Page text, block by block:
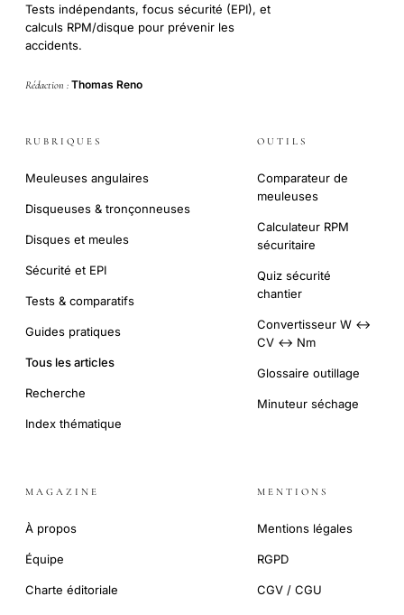
Tests indépendants, focus sécurité (EPI), et
calculs RPM/disque pour prévenir les
accidents.
Rédaction : Thomas Reno
RUBRIQUES
Meuleuses angulaires
Disqueuses & tronçonneuses
Disques et meules
Sécurité et EPI
Tests & comparatifs
Guides pratiques
Tous les articles
Recherche
Index thématique
OUTILS
Comparateur de
meuleuses
Calculateur RPM
sécuritaire
Quiz sécurité
chantier
Convertisseur W ↔
CV ↔ Nm
Glossaire outillage
Minuteur séchage
MAGAZINE
À propos
Équipe
Charte éditoriale
MENTIONS
Mentions légales
RGPD
CGV / CGU